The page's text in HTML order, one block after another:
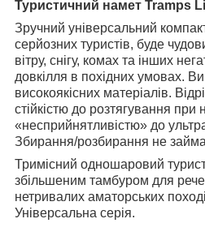
Туристичний намет Tramps
Зручний універсальний
серйозних туристів, буде
вітру, снігу, комах та інших
довкілля в похідних умовах.
високоякісних матеріалів.
стійкістю до розтягування при
«несприйнятливістю» до
Збирання/розбирання не
Тримісний одношаровий
збільшеним тамбуром для
нетривалих аматорських
Універсальна серія.